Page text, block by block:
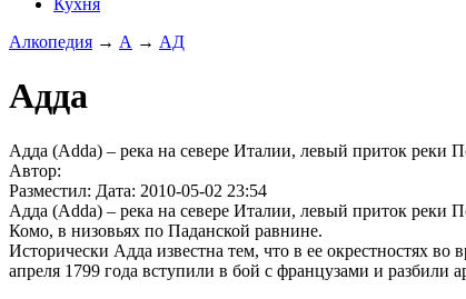
Кухня
Алкопедия → А → АД
Адда
Адда (Adda) – река на севере Италии, левый приток реки
Автор:
Разместил: Дата: 2010-05-02 23:54
Адда (Adda) – река на севере Италии, левый приток реки
Комо, в низовьях по Паданской равнине.
Исторически Адда известна тем, что в ее окрестностях
апреля 1799 года вступили в бой с французами и